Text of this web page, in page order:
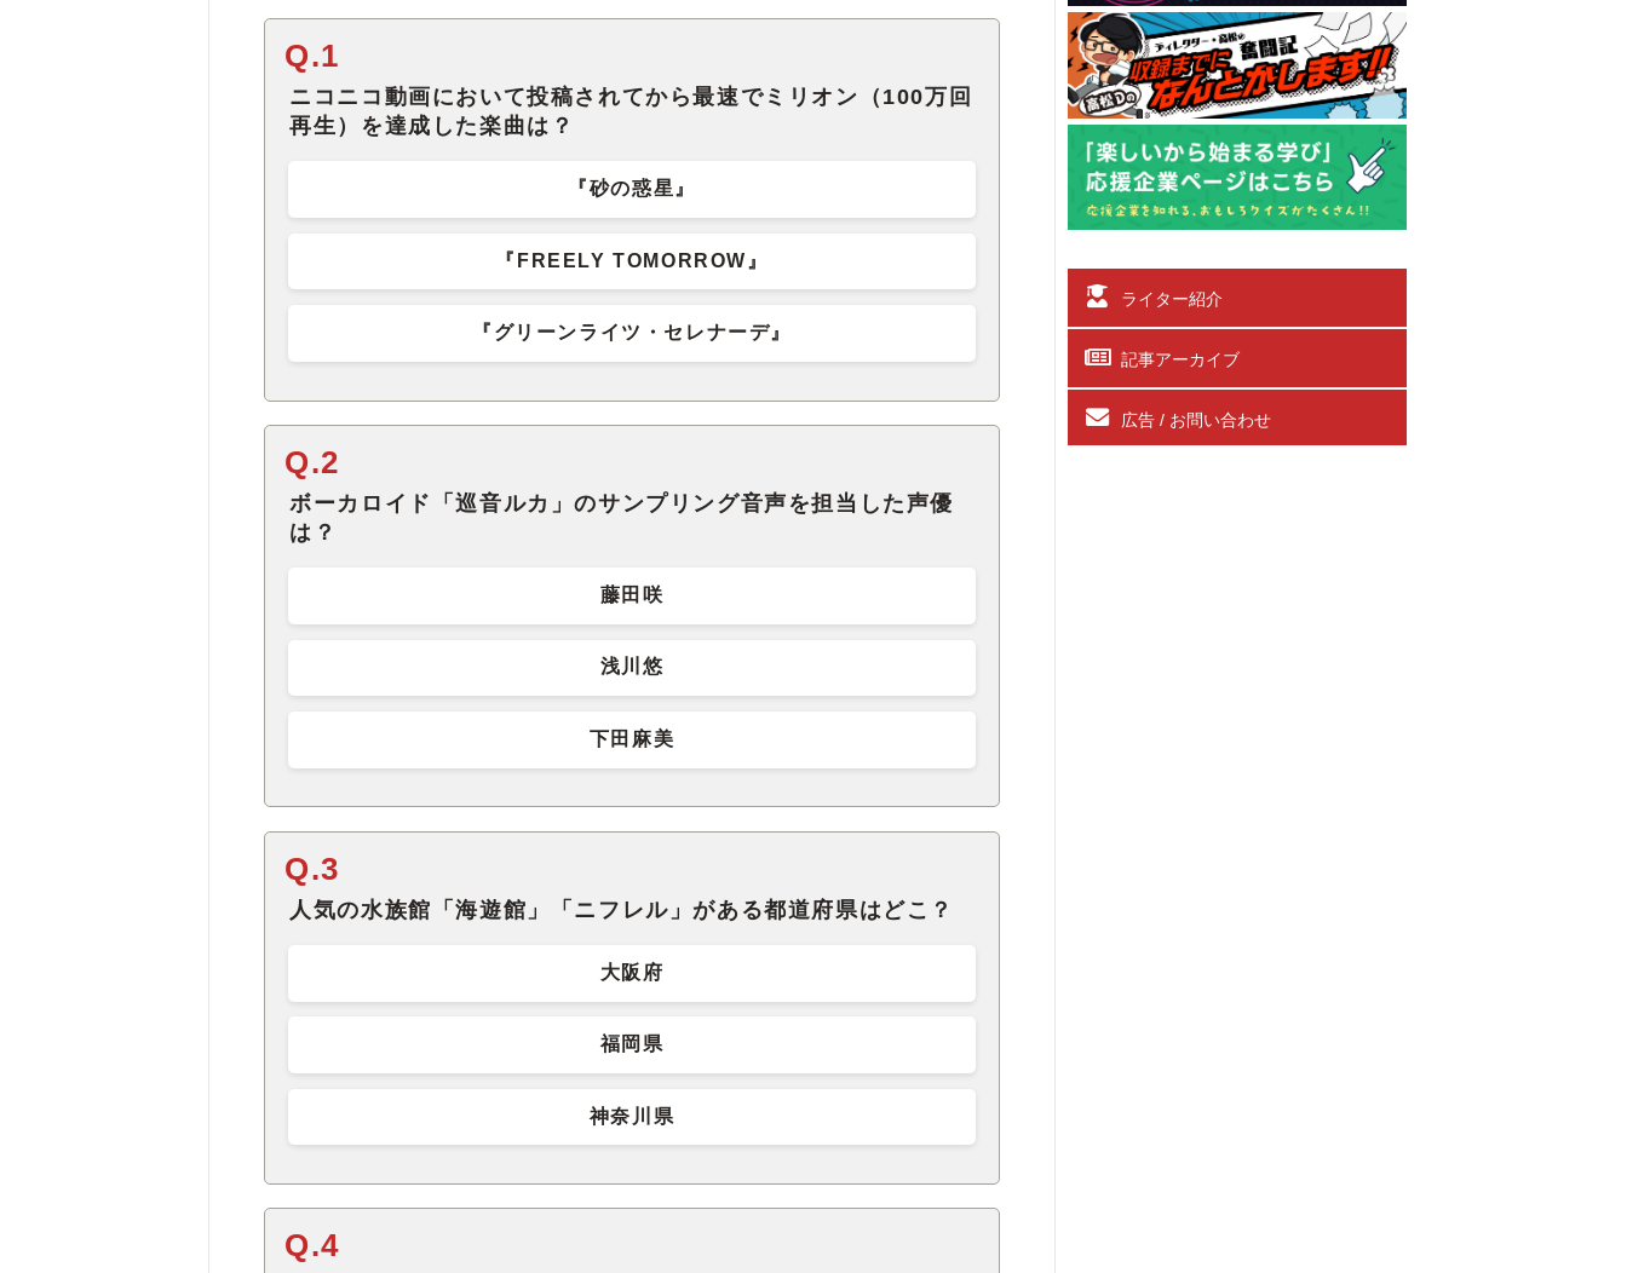
Q.1
ニコニコ動画において投稿されてから最速でミリオン（100万回
再生）を達成した楽曲は？
『砂の惑星』
『FREELY TOMORROW』
『グリーンライツ・セレナーデ』
Q.2
ボーカロイド「巡音ルカ」のサンプリング音声を担当した声優
は？
藤田咲
浅川悠
下田麻美
Q.3
人気の水族館「海遊館」「ニフレル」がある都道府県はどこ？
大阪府
福岡県
神奈川県
Q.4
ライター紹介
記事アーカイブ
広告 / お問い合わせ